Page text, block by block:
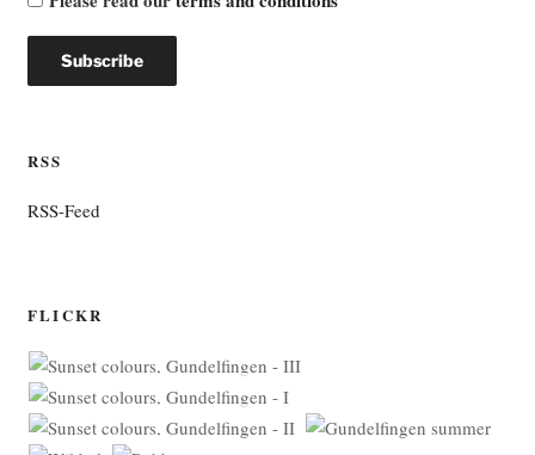
RSS
RSS-Feed
FLICKR